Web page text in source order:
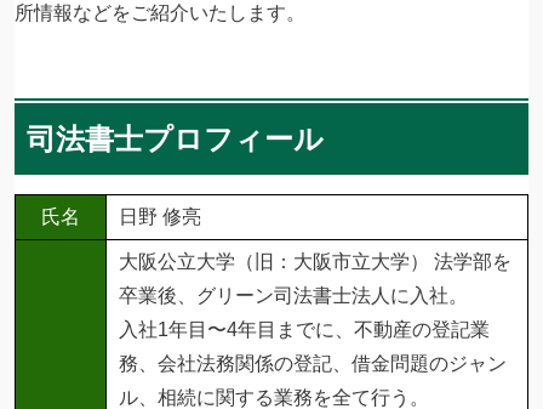
所情報などをご紹介いたします。
司法書士プロフィール
氏名 日野 修亮
大阪公立大学（旧：大阪市立大学） 法学部を
卒業後、グリーン司法書士法人に入社。
入社1年目〜4年目までに、不動産の登記業
務、会社法務関係の登記、借金問題のジャン
ル、相続に関する業務を全て行う。